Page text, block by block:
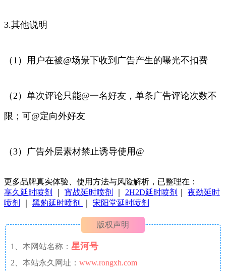
3.其他说明
（1）用户在被@场景下收到广告产生的曝光不扣费
（2）单次评论只能@一名好友，单条广告评论次数不
限；可@定向外好友
（3）广告外层素材禁止诱导使用@
更多品牌真实体验、使用方法与风险解析，已整理在：
享久延时喷剂
宵战延时喷剂 2H2D延时喷剂
夜劲延时
喷剂
黑豹延时喷剂 宋阳堂延时喷剂
版权声明
1、本网站名称： 星河号
2、本站永久网址： www.rongxh.com